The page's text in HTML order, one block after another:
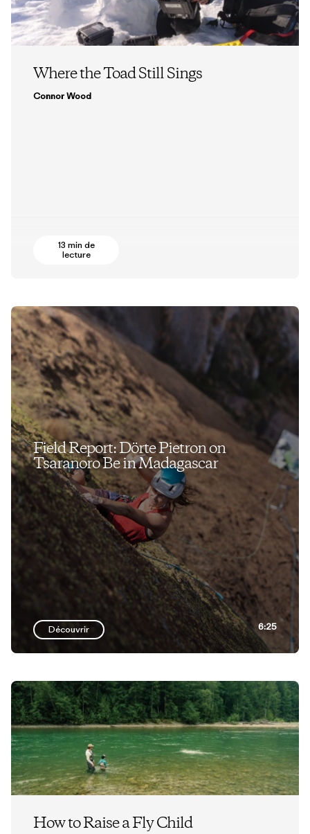
Where the Toad Still Sings
Connor Wood
13 min de
lecture
Field Report: Dörte Pietron on
Tsaranoro Be in Madagascar
Découvrir 6:25
How to Raise a Fly Child